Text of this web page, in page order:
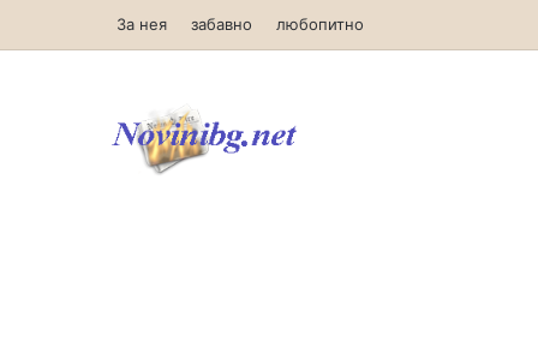
За нея забавно любопитно